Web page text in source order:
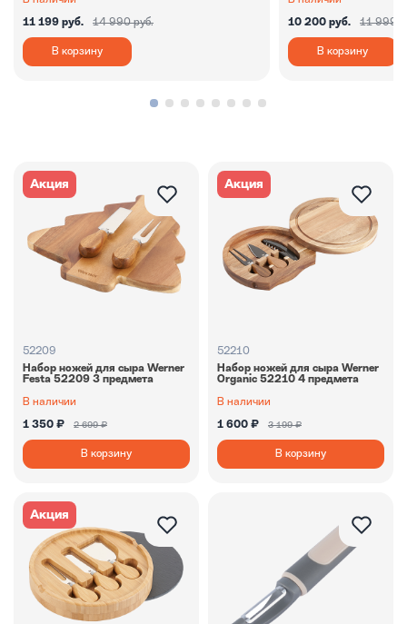
11 199 руб. 14 990 руб.
В корзину
10 200 руб. 11 999
В корзину
Акция
52209
Набор ножей для сыра Werner
Festa 52209 3 предмета
В наличии
1 350 ₽ 2 699 ₽
В корзину
Акция
52210
Набор ножей для сыра Werner
Organic 52210 4 предмета
В наличии
1 600 ₽ 3 199 ₽
В корзину
Акция